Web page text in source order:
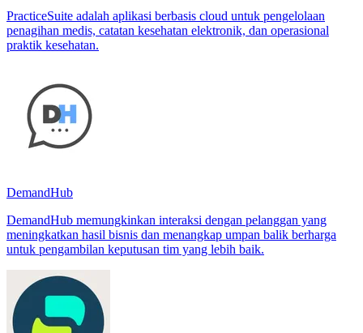
PracticeSuite adalah aplikasi berbasis cloud untuk pengelolaan
penagihan medis, catatan kesehatan elektronik, dan operasional
praktik kesehatan.
DemandHub
DemandHub memungkinkan interaksi dengan pelanggan yang
meningkatkan hasil bisnis dan menangkap umpan balik berharga
untuk pengambilan keputusan tim yang lebih baik.